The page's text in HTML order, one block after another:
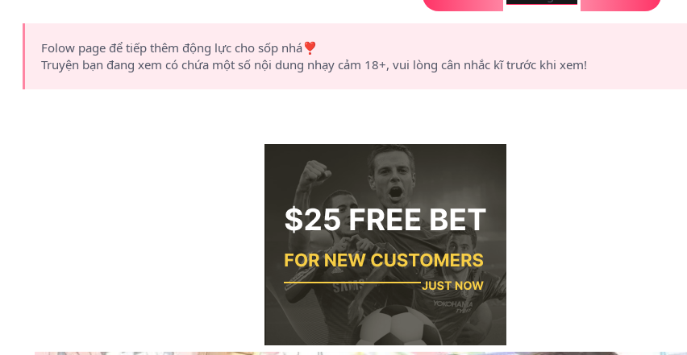
Folow page để tiếp thêm động lực cho sốp nhá❣️
Truyện bạn đang xem có chứa một số nội dung nhạy cảm 18+, vui lòng cân nhắc kĩ trước khi xem!